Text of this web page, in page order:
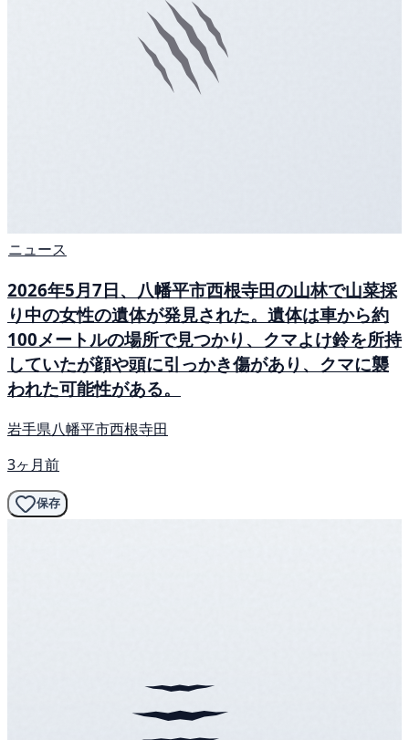
ニュース
2026年5月7日、八幡平市西根寺田の山林で山菜採
り中の女性の遺体が発見された。遺体は車から約
100メートルの場所で見つかり、クマよけ鈴を所持
していたが顔や頭に引っかき傷があり、クマに襲
われた可能性がある。
岩手県八幡平市西根寺田
3ヶ月前
保存